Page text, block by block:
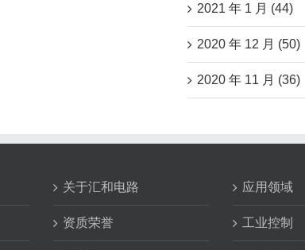
2021 年 1 月 (44)
2020 年 12 月 (50)
2020 年 11 月 (36)
关于汇和电路
资质荣誉
应用领域
工业控制